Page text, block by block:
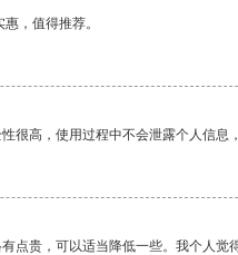
，值得推荐。
很高，使用过程中不会泄露个人信息
点贵，可以适当降低一些。我个人觉